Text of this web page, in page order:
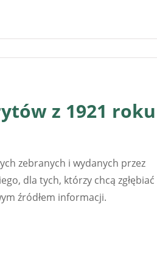
z 1921 roku
zebranych i wydanych przez
dla tych, którzy chcą zgłębiać
źródłem informacji.